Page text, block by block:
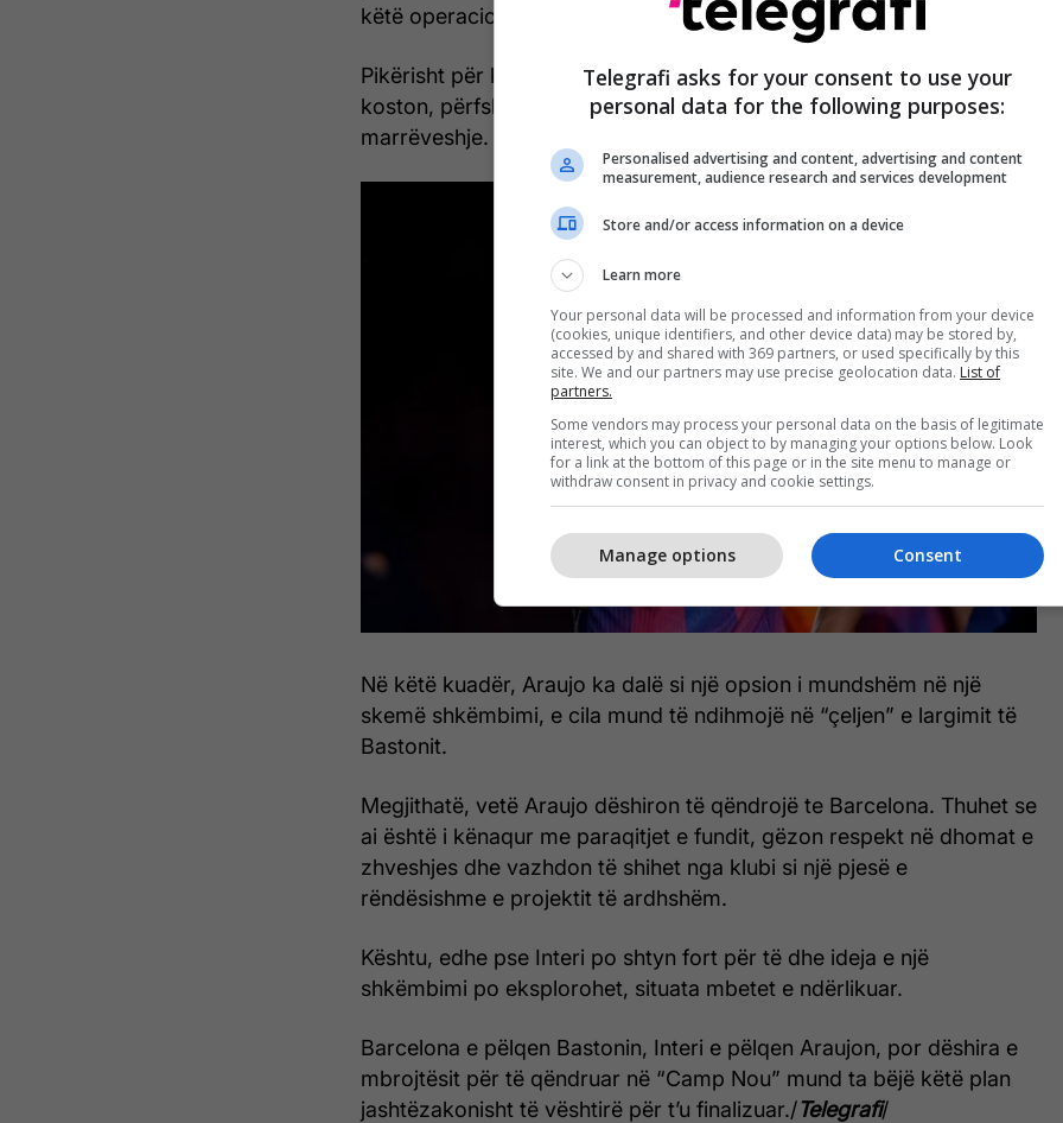
këtë operacion.
Pikërisht për këtë arsye, Barcelona po shqyrton mënyra për ta ulur
koston, përfshirë edhe mundësinë e përfshirjes së një lojtari në
marrëveshje.
Në këtë kuadër, Araujo ka dalë si një opsion i mundshëm në një
skemë shkëmbimi, e cila mund të ndihmojë në “çeljen” e largimit të
Bastonit.
Megjithatë, vetë Araujo dëshiron të qëndrojë te Barcelona. Thuhet se
ai është i kënaqur me paraqitjet e fundit, gëzon respekt në dhomat e
zhveshjes dhe vazhdon të shihet nga klubi si një pjesë e
rëndësishme e projektit të ardhshëm.
Kështu, edhe pse Interi po shtyn fort për të dhe ideja e një
shkëmbimi po eksplorohet, situata mbetet e ndërlikuar.
Barcelona e pëlqen Bastonin, Interi e pëlqen Araujon, por dëshira e
mbrojtësit për të qëndruar në “Camp Nou” mund ta bëjë këtë plan
jashtëzakonisht të vështirë për t’u finalizuar./Telegrafi/
Telegrafi asks for your consent to use your
personal data for the following purposes:
Personalised advertising and content, advertising and content
measurement, audience research and services development
Store and/or access information on a device
Learn more
Your personal data will be processed and information from your device
(cookies, unique identifiers, and other device data) may be stored by,
accessed by and shared with 369 partners, or used specifically by this
site. We and our partners may use precise geolocation data. List of
partners.
Some vendors may process your personal data on the basis of legitimate
interest, which you can object to by managing your options below. Look
for a link at the bottom of this page or in the site menu to manage or
withdraw consent in privacy and cookie settings.
Consent
Manage options